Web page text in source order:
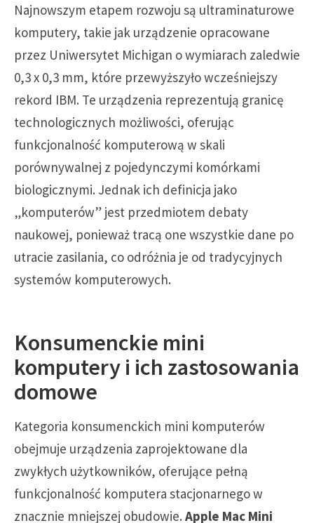
Najnowszym etapem rozwoju są ultraminaturowe
komputery, takie jak urządzenie opracowane
przez Uniwersytet Michigan o wymiarach zaledwie
0,3 x 0,3 mm, które przewyższyło wcześniejszy
rekord IBM. Te urządzenia reprezentują granicę
technologicznych możliwości, oferując
funkcjonalność komputerową w skali
porównywalnej z pojedynczymi komórkami
biologicznymi. Jednak ich definicja jako
„komputerów” jest przedmiotem debaty
naukowej, ponieważ tracą one wszystkie dane po
utracie zasilania, co odróżnia je od tradycyjnych
systemów komputerowych.
Konsumenckie mini
komputery i ich zastosowania
domowe
Kategoria konsumenckich mini komputerów
obejmuje urządzenia zaprojektowane dla
zwykłych użytkowników, oferujące pełną
funkcjonalność komputera stacjonarnego w
znacznie mniejszej obudowie. Apple Mac Mini